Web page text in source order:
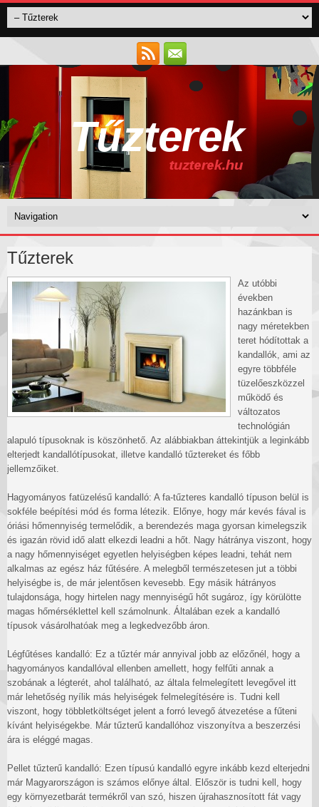
Tűzterek
Az utóbbi
években
hazánkban is
nagy méretekben
teret hódítottak a
kandallók, ami az
egyre többféle
tüzelőeszközzel
működő és
változatos
technológián
alapuló típusoknak is köszönhető. Az alábbiakban áttekintjük a leginkább
elterjedt kandallótípusokat, illetve kandalló tűztereket és főbb
jellemzőiket.
Hagyományos fatüzelésű kandalló: A fa-tűzteres kandalló típuson belül is
sokféle beépítési mód és forma létezik. Előnye, hogy már kevés fával is
óriási hőmennyiség termelődik, a berendezés maga gyorsan kimelegszik
és igazán rövid idő alatt elkezdi leadni a hőt. Nagy hátránya viszont, hogy
a nagy hőmennyiséget egyetlen helyiségben képes leadni, tehát nem
alkalmas az egész ház fűtésére. A melegből természetesen jut a többi
helyiségbe is, de már jelentősen kevesebb. Egy másik hátrányos
tulajdonsága, hogy hirtelen nagy mennyiségű hőt sugároz, így körülötte
magas hőmérséklettel kell számolnunk. Általában ezek a kandalló
típusok vásárolhatóak meg a legkedvezőbb áron.
Légfűtéses kandalló: Ez a tűztér már annyival jobb az előzőnél, hogy a
hagyományos kandallóval ellenben amellett, hogy felfűti annak a
szobának a légterét, ahol található, az általa felmelegített levegővel itt
már lehetőség nyílik más helyiségek felmelegítésére is. Tudni kell
viszont, hogy többletköltséget jelent a forró levegő átvezetése a fűteni
kívánt helyiségekbe. Már tűzterű kandallóhoz viszonyítva a beszerzési
ára is eléggé magas.
Pellet tűzterű kandalló: Ezen típusú kandalló egyre inkább kezd elterjedni
már Magyarországon is számos előnye által. Először is tudni kell, hogy
egy környezetbarát termékről van szó, hiszen újrahasznosított fát vagy